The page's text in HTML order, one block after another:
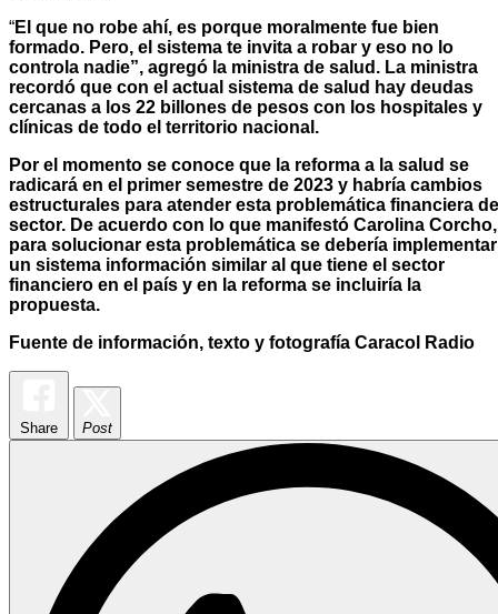
“El que no robe ahí, es porque moralmente fue bien
formado. Pero, el sistema te invita a robar y eso no lo
controla nadie”, agregó la ministra de salud. La ministra
recordó que con el actual sistema de salud hay deudas
cercanas a los 22 billones de pesos con los hospitales y
clínicas de todo el territorio nacional.
Por el momento se conoce que la reforma a la salud se
radicará en el primer semestre de 2023 y habría cambios
estructurales para atender esta problemática financiera
sector. De acuerdo con lo que manifestó Carolina Corcho,
para solucionar esta problemática se debería implementar
un sistema información similar al que tiene el sector
financiero en el país y en la reforma se incluiría la
propuesta.
Fuente de información, texto y fotografía Caracol Radio
Share Post